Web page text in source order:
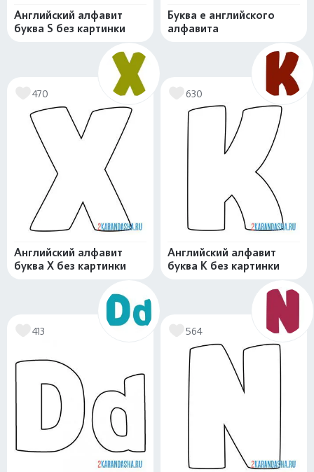
Английский алфавит
буква S без картинки
Буква e английского
алфавита
470
Английский алфавит
буква X без картинки
630
Английский алфавит
буква K без картинки
413 564